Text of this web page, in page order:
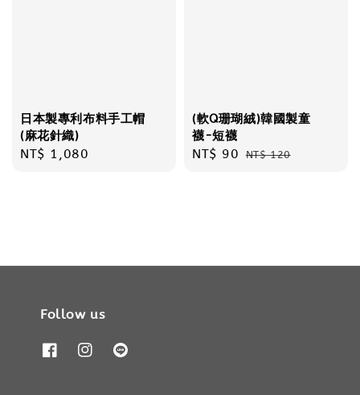
日本製專利布料手工帽
(麻花針織)
Regular
NT$ 1,080
(軟Q珊瑚絨)韓國製童
襪-短襪
Sale
NT$ 90 Regular
NT$ 120
Follow us